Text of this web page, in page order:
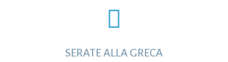
SERATE ALLA GRECA